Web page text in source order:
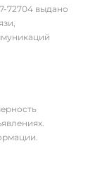
72704 выдано